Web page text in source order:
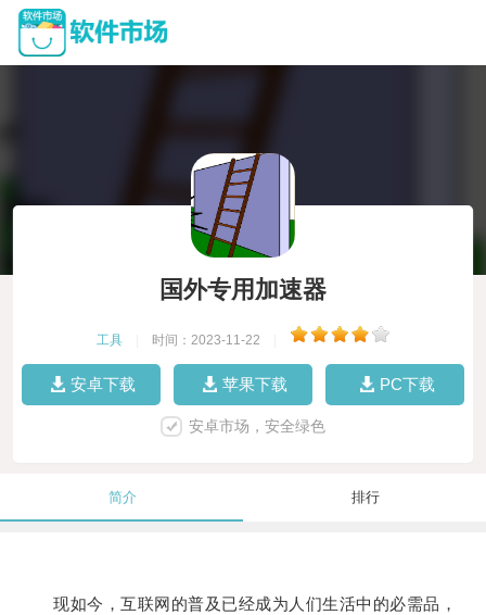
国外专用加速器
工具 时间：2023-11-22
安卓下载 苹果下载 PC下载
安卓市场，安全绿色
简介 排行
现如今，互联网的普及已经成为人们生活中的必需品，